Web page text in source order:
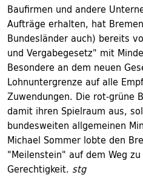
Baufirmen und andere
Aufträge erhalten, hat
Bundesländer auch) bereits
und Vergabegesetz" mit
Besondere an dem neuen
Lohnuntergrenze auf alle
Zuwendungen. Die rot-grüne
damit ihren Spielraum aus,
bundesweiten allgemeinen
Michael Sommer lobte den
"Meilenstein" auf dem Weg
Gerechtigkeit. stg